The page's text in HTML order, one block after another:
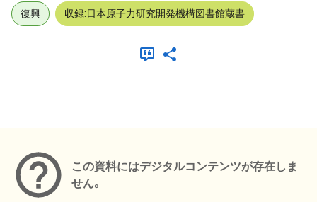
復興 収録:日本原子力研究開発機構図書館蔵書
この資料にはデジタルコンテンツが存在しま
せん。